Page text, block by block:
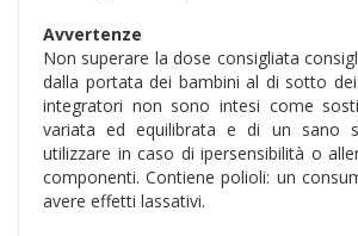
Avvertenze
Non superare la dose consigliata
dalla portata dei bambini al di sotto
integratori non sono intesi come
variata ed equilibrata e di un sano
utilizzare in caso di ipersensibilità o
componenti. Contiene polioli: un
avere effetti lassativi.